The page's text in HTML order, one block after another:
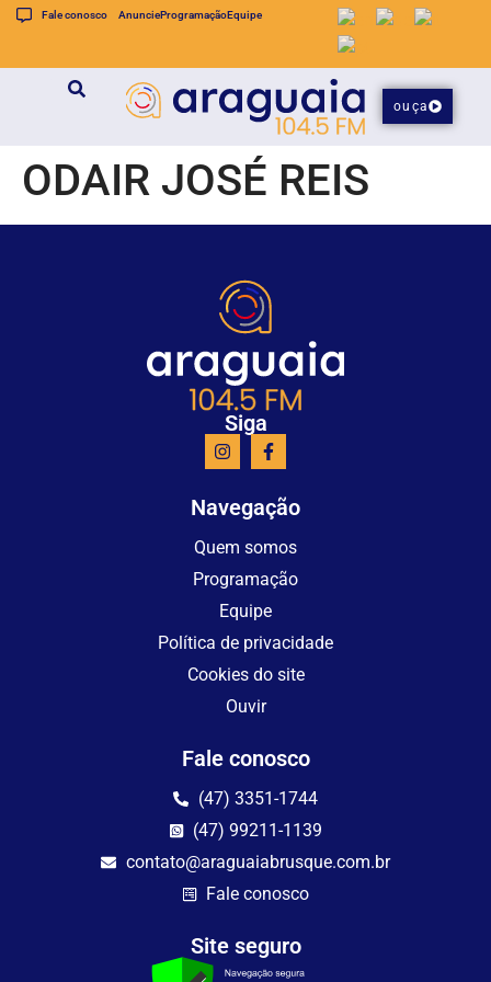
Fale conosco AnuncieProgramaçãoEquipe
ouça
ODAIR JOSÉ REIS
Siga
Navegação
Quem somos
Programação
Equipe
Política de privacidade
Cookies do site
Ouvir
Fale conosco
(47) 3351-1744
(47) 99211-1139
contato@araguaiabrusque.com.br
Fale conosco
Site seguro